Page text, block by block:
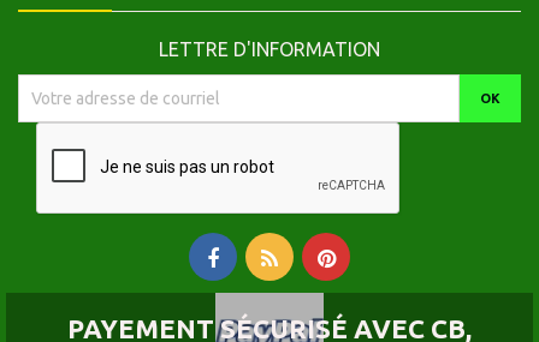
LETTRE D'INFORMATION
PAYEMENT SÉCURISÉ AVEC CB,